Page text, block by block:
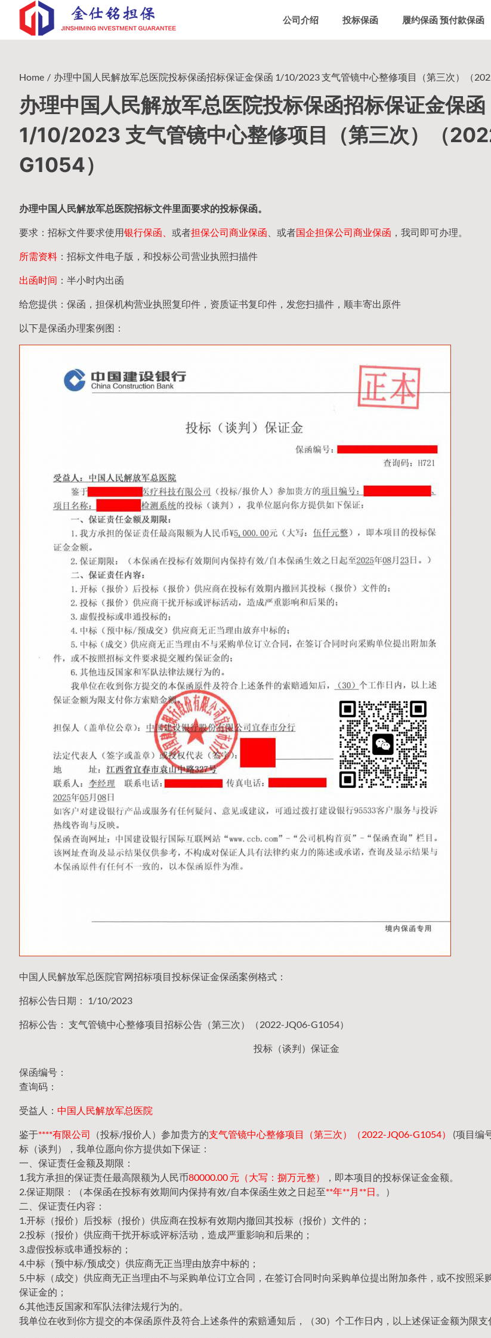
content
公司介绍 投标保函 履约保函 预付款保函
Home 办理中国人民解放军总医院投标保函招标保证金保函 1/10/2023 支气管镜中心整修项目（第三次）（
办理中国人民解放军总医院投标保函招标保证金保函
1/10/2023 支气管镜中心整修项目（第三次）（
G1054）
办理中国人民解放军总医院招标文件里面要求的投标保函。
要求：招标文件要求使用银行保函、 或者担保公司商业保函 、或者国企担保公司商业保函 ，我司即可办理。
所需资料 ：招标文件电子版，和投标公司营业执照扫描件
出函时间 ：半小时内出函
给您提供：保函，担保机构营业执照复印件，资质证书复印件，发您扫描件，顺丰寄出原件
以下是保函办理案例图：
中国人民解放军总医院官网招标项目投标保证金保函案例格式：
招标公告日期： 1/10/2023
招标公告： 支气管镜中心整修项目招标公告（第三次）（2022-JQ06-G1054）
投标（谈判）保证金
保函编号：
查询码：
受益人： 中国人民解放军总医院
鉴于****有限公司 （投标/报价人）参加贵方的支气管镜中心整修项目（第三次）（2022-JQ06-G1054）
(项目编
标（谈判），我单位愿向你方提供如下保证：
一、保证责任金额及期限：
1.我方承担的保证责任最高限额为人民币80000.00 元（大写：捌万元整）
，即本项目的投标保证金金额。
2.保证期限：（本保函在投标有效期间内保持有效/自本保函生效之日起至**年**月**日 。）
二、保证责任内容：
1.开标（报价）后投标（报价）供应商在投标有效期内撤回其投标（报价）文件的；
2.投标（报价）供应商干扰开标或评标活动，造成严重影响和后果的；
3.虚假投标或串通投标的；
4.中标（预中标/预成交）供应商无正当理由放弃中标的；
5.中标（成交）供应商无正当理由不与采购单位订立合同，在签订合同时向采购单位提出附加条件，或不按照采
保证金的；
6.其他违反国家和军队法律法规行为的。
我单位在收到你方提交的本保函原件及符合上述条件的索赔通知后，（30）个工作日内，以上述保证金额为限支